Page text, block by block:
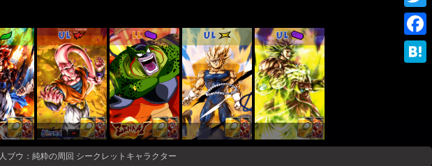
UL LL UL UL
ブウ：純粋の周回 シークレットキャラクター